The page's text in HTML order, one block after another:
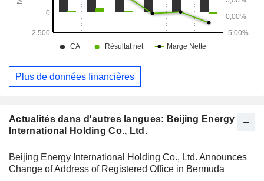
Actualités dans d'autres langues: Beijing Energy
International Holding Co., Ltd.
Beijing Energy International Holding Co., Ltd. Announces
Change of Address of Registered Office in Bermuda
Plus de données financières